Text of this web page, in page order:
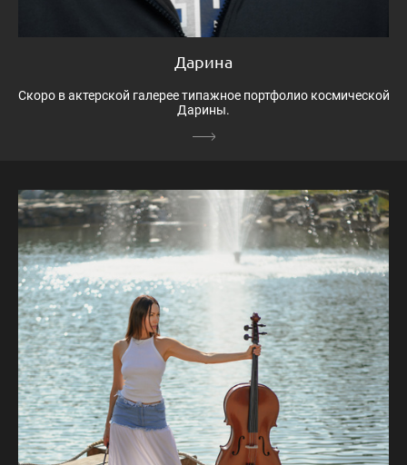
Дарина
Скоро в актерской галерее типажное портфолио космической
Дарины.